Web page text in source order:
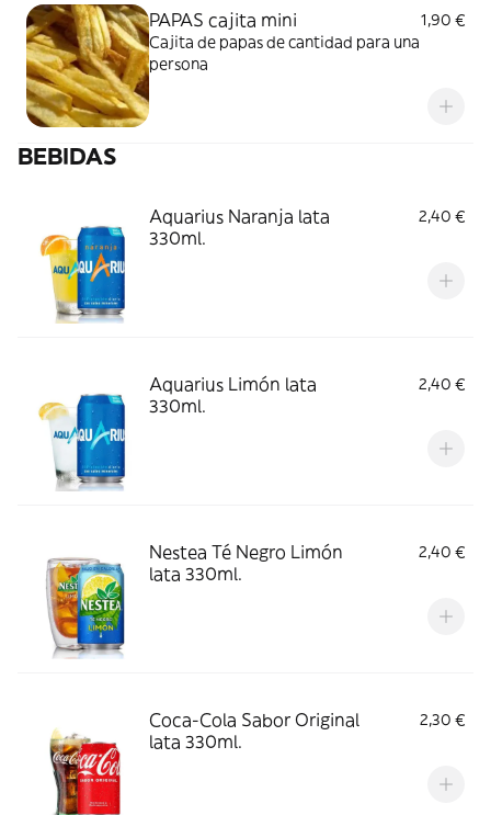
PAPAS cajita mini
1,90 €
Cajita de papas de cantidad para una
persona
BEBIDAS
Aquarius Naranja lata
330ml.
2,40 €
Aquarius Limón lata
330ml.
2,40 €
Nestea Té Negro Limón
lata 330ml.
2,40 €
Coca-Cola Sabor Original
lata 330ml.
2,30 €